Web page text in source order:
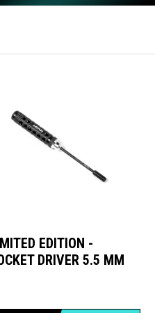
EDITION -
DRIVER 5.5 MM